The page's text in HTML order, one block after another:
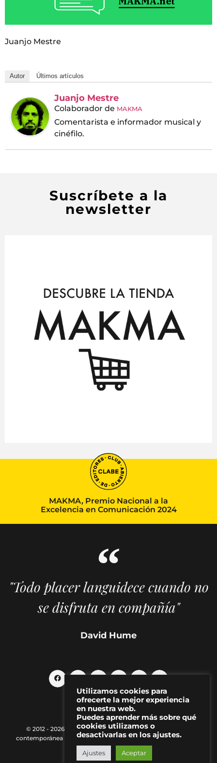
Juanjo Mestre
Autor Últimos artículos
Juanjo Mestre
Colaborador de MAKMA
Comentarista e informador musical y
cinéfilo.
Suscríbete a la
newsletter
MAKMA, Premio Nacional a la
Excelencia en Comunicación 2024
"Todo placer languidece cuando no
se disfruta en compañía"
David Hume
© 2012 - 2026 MAKMA | Revista de artes visuales y cultura
contemporánea |
Política de Privacidad| Aviso Legal|Contacto
Utilizamos cookies para
ofrecerte la mejor experiencia
en nuestra web.
Puedes aprender más sobre qué
cookies utilizamos o
desactivarlas en los ajustes.
Ajustes Aceptar